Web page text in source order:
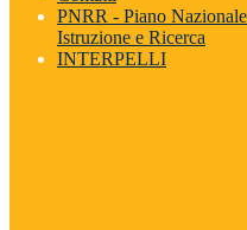
PNRR - Piano
Istruzione e Ricerca
INTERPELLI